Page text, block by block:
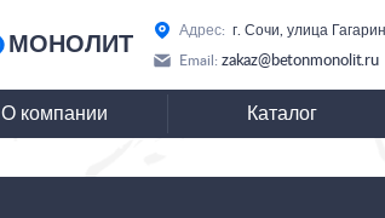
МОНОЛИТ
Адрес: г. Сочи, улица
Email: zakaz@betonmonolit.ru
О компании Каталог